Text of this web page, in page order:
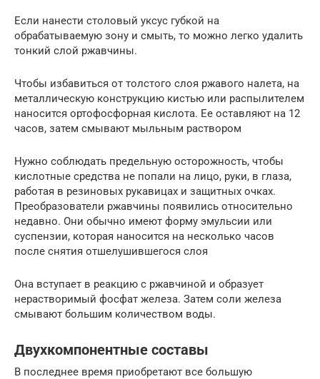
Если нанести столовый уксус губкой на
обрабатываемую зону и смыть, то можно легко удалить
тонкий слой ржавчины.
Чтобы избавиться от толстого слоя ржавого налета, на
металлическую конструкцию кистью или распылителем
наносится ортофосфорная кислота. Ее оставляют на 12
часов, затем смывают мыльным раствором
Нужно соблюдать предельную осторожность, чтобы
кислотные средства не попали на лицо, руки, в глаза,
работая в резиновых рукавицах и защитных очках.
Преобразователи ржавчины появились относительно
недавно. Они обычно имеют форму эмульсии или
суспензии, которая наносится на несколько часов
после снятия отшелушившегося слоя
Она вступает в реакцию с ржавчиной и образует
нерастворимый фосфат железа. Затем соли железа
смывают большим количеством воды.
Двухкомпонентные составы
В последнее время приобретают все большую